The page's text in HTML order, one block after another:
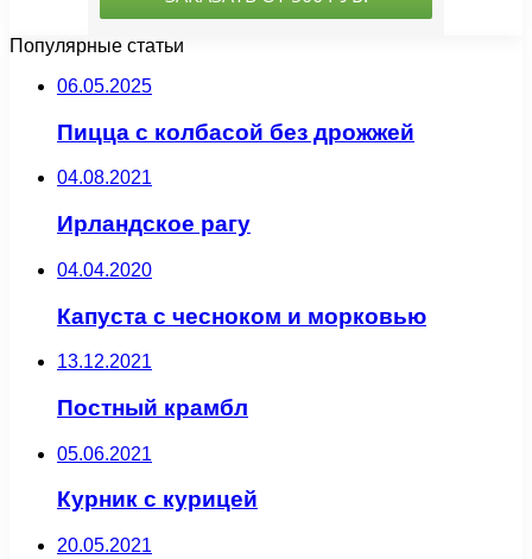
Популярные статьи
06.05.2025
Пицца с колбасой без дрожжей
04.08.2021
Ирландское рагу
04.04.2020
Капуста с чесноком и морковью
13.12.2021
Постный крамбл
05.06.2021
Курник с курицей
20.05.2021